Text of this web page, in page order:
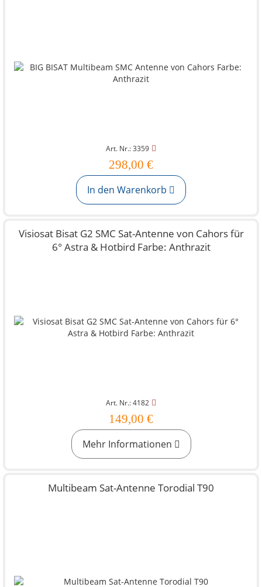
Art. Nr.: 3359
298,00 €
In den Warenkorb
Visiosat Bisat G2 SMC Sat-Antenne von Cahors für
6° Astra & Hotbird Farbe: Anthrazit
Art. Nr.: 4182
149,00 €
Mehr Informationen
Multibeam Sat-Antenne Torodial T90